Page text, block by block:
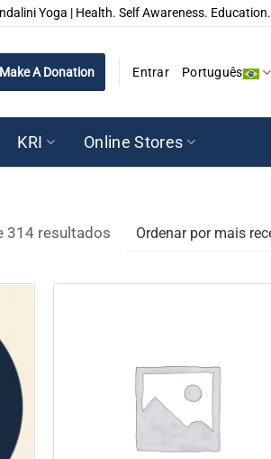
Yoga | Health. Self Awareness. Education.
Make A Donation Entrar Português
KRI Online Stores
314 resultados Classificado